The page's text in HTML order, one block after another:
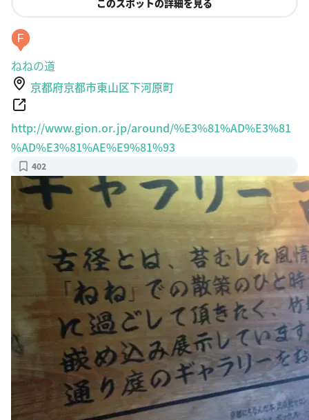
ねねの道
京都府京都市東山区下河原町
http://www.gion.or.jp/around/%E3%81%AD%E3%81
%AD%E3%81%AE%E9%81%93
402